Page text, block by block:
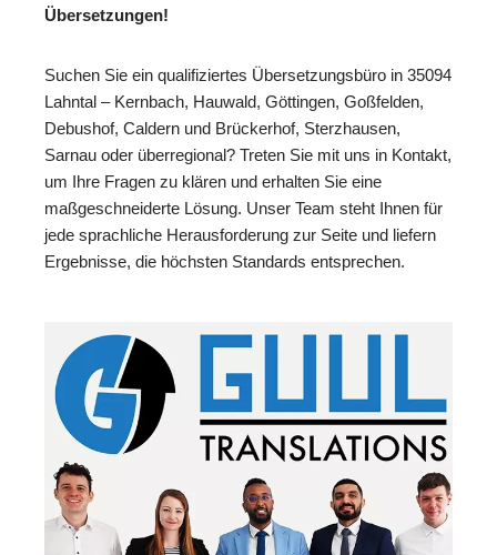
Übersetzungen!
Suchen Sie ein qualifiziertes Übersetzungsbüro in 35094
Lahntal – Kernbach, Hauwald, Göttingen, Goßfelden,
Debushof, Caldern und Brückerhof, Sterzhausen,
Sarnau oder überregional? Treten Sie mit uns in Kontakt,
um Ihre Fragen zu klären und erhalten Sie eine
maßgeschneiderte Lösung. Unser Team steht Ihnen für
jede sprachliche Herausforderung zur Seite und liefern
Ergebnisse, die höchsten Standards entsprechen.